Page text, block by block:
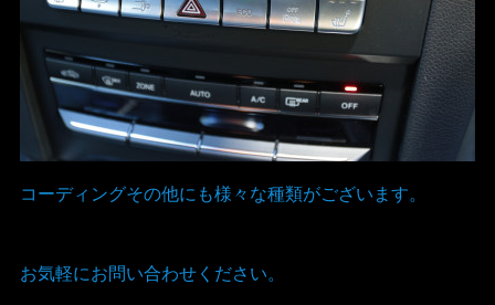
コーディングその他にも様々な種類がございます。
お気軽にお問い合わせください。